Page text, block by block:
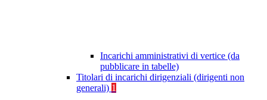
Incarichi amministrativi di vertice (da
pubblicare in tabelle)
Titolari di incarichi dirigenziali (dirigenti non
generali) 1